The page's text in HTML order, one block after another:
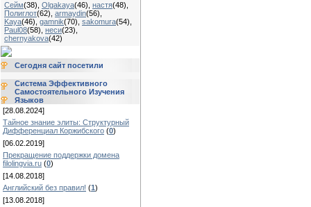
Сейм(38) Olgakaya(46) настя(48)
Полиглот(62) armaydin(56)
Kaya(46) gamnik(70) sakomura(54)
Paul08(58) неси(23)
chernyakova(42)
Сегодня сайт посетили
Система Эффективного
Самостоятельного Изучения
Языков
[28.08.2024]
Тайное знание элиты: Структурный
Дифференциал Коржибского (0)
[06.02.2019]
Прекращение поддержки домена
filolingvia.ru (0)
[14.08.2018]
Английский без правил! (1)
[13.08.2018]